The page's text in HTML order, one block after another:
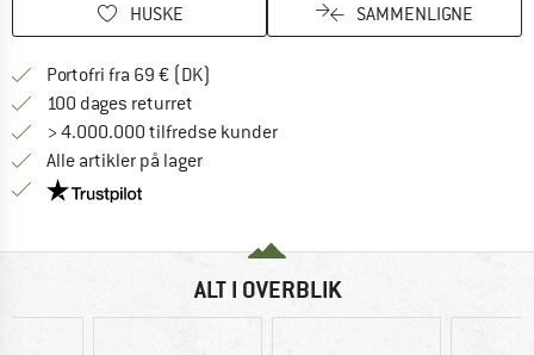
HUSKE SAMMENLIGNE
Portofri fra 69 € (DK)
100 dages returret
> 4.000.000 tilfredse kunder
Alle artikler på lager
Vi er Trustpilot-certificeret - oplysningerne får du
ALT I OVERBLIK